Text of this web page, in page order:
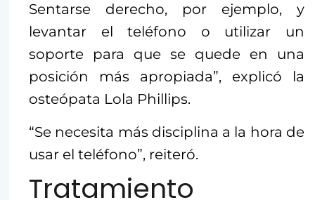
Sentarse derecho, por ejemplo, y
levantar el teléfono o utilizar un
soporte para que se quede en una
posición más apropiada”, explicó la
osteópata Lola Phillips.
“Se necesita más disciplina a la hora de
usar el teléfono”, reiteró.
Tratamiento